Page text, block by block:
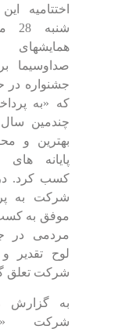
اختتامیه
همایشهای
صداوسیما
جشنواره در
که «به
چندمین سال
بهترین و
پایانه های
کسب کرد.
شرکت به
موفق به
مردمی در
لوح تقدیر
شرکت تعلق
به گزارش
شرکت